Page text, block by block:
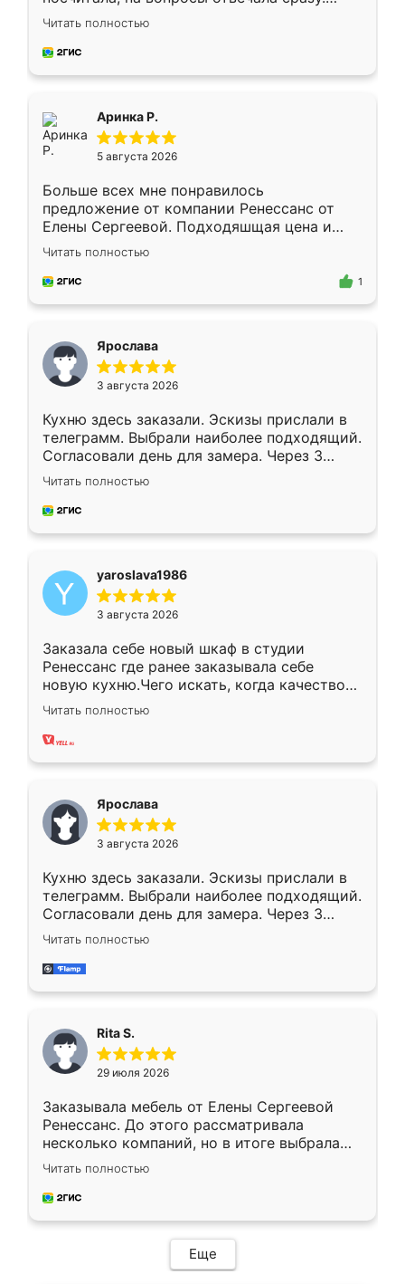
Замерщик приехал в субботу, подошёл к
делу со всей ответственностью. Собрали
за день, ребята работали аккуратно, даже
Читать полностью
Аринка Р.
5 августа 2026
Больше всех мне понравилось
предложение от компании Ренессанс от
Елены Сергеевой. Подходяшщая цена и
короткие сроки изготовления. Приехавший
для замера сотрудник Владислав
предложил по моему эскизу самый
Читать полностью
1
Ярослава
3 августа 2026
Кухню здесь заказали. Эскизы прислали в
телеграмм. Выбрали наиболее подходящий.
Согласовали день для замера. Через 3
недели кухня была уже готова. Остались
довольны работой. Спасибо Ренессанс
мебель за качественную работу!
Читать полностью
yaroslava1986
3 августа 2026
Заказала себе новый шкаф в студии
Ренессанс где ранее заказывала себе
новую кухню.Чего искать, когда качеством
вполне довольна. Служит кухня уже почти
два года, нареканий нет.
Читать полностью
Ярослава
3 августа 2026
Кухню здесь заказали. Эскизы прислали в
телеграмм. Выбрали наиболее подходящий.
Согласовали день для замера. Через 3
недели кухня была уже готова. Остались
довольны работой. Спасибо Ренессанс
мебель за качественную работу!
Читать полностью
Rita S.
29 июля 2026
Заказывала мебель от Елены Сергеевой
Ренессанс. До этого рассматривала
несколько компаний, но в итоге выбрала
эту. Сначала обговорили условия, потом
приехал замерщик, всё спокойно объяснил
и снял размеры. Изготовили в срок, с
мебель сразу встала на свое место без
каких-либо доработок. Качеством осталась
Читать полностью
Еще